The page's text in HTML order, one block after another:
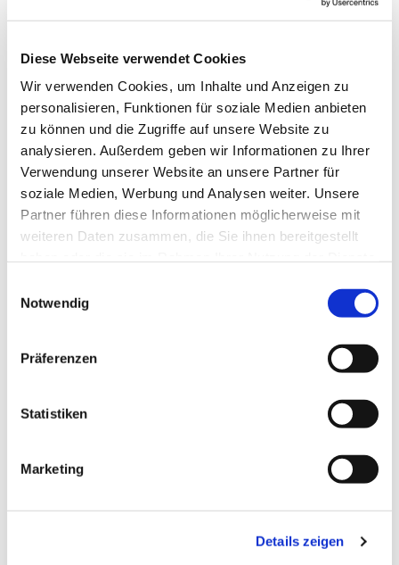
Diese Webseite verwendet Cookies
Wir verwenden Cookies, um Inhalte und Anzeigen zu
personalisieren, Funktionen für soziale Medien anbieten
zu können und die Zugriffe auf unsere Website zu
analysieren. Außerdem geben wir Informationen zu Ihrer
Verwendung unserer Website an unsere Partner für
soziale Medien, Werbung und Analysen weiter. Unsere
Partner führen diese Informationen möglicherweise mit
weiteren Daten zusammen, die Sie ihnen bereitgestellt
Notwendig
Präferenzen
Statistiken
Marketing
Details zeigen
Dies könnte Sie auch